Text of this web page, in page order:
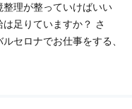
理が整っていけばいい
足りていますか？ さ
セロナでお仕事をする、